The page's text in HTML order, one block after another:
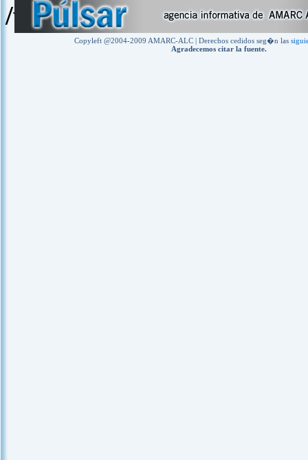
/www/agenciapulsar.org/
Copyleft @2004-2009 AMARC-ALC | Derechos cedidos seg�n las
Agradecemos citar la fuente.